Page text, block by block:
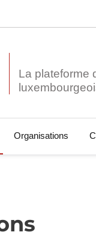
La plateforme
Organisations